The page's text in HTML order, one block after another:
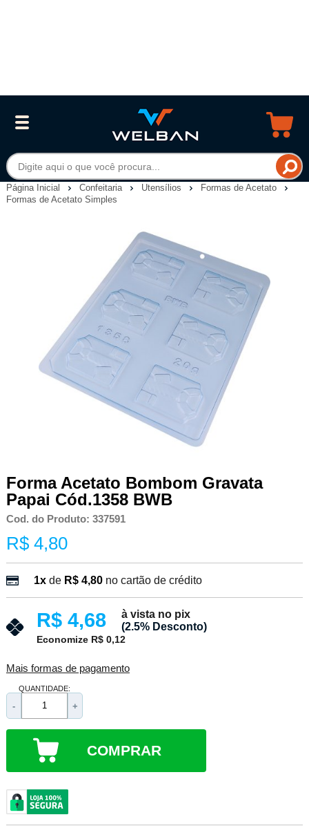
Página Inicial Confeitaria Utensílios
Formas de Acetato
Formas de Acetato Simples
Forma Acetato Bombom Gravata
Papai Cód.1358 BWB
Cod. do Produto: 337591
R$ 4,80
1xde R$ 4,80 no cartão de crédito
R$ 4,68
à vista no pix
(2.5% Desconto)
Economize R$ 0,12
Mais formas de pagamento
QUANTIDADE:
- +
COMPRAR